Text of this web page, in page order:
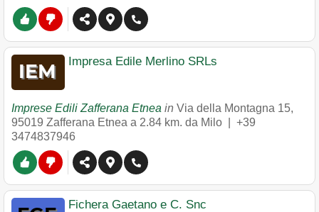
Impresa Edile Merlino SRLs
Imprese Edili Zafferana Etnea in Via della Montagna 15,
95019 Zafferana Etnea a 2.84 km. da Milo | +39
3474837946
Fichera Gaetano e C. Snc